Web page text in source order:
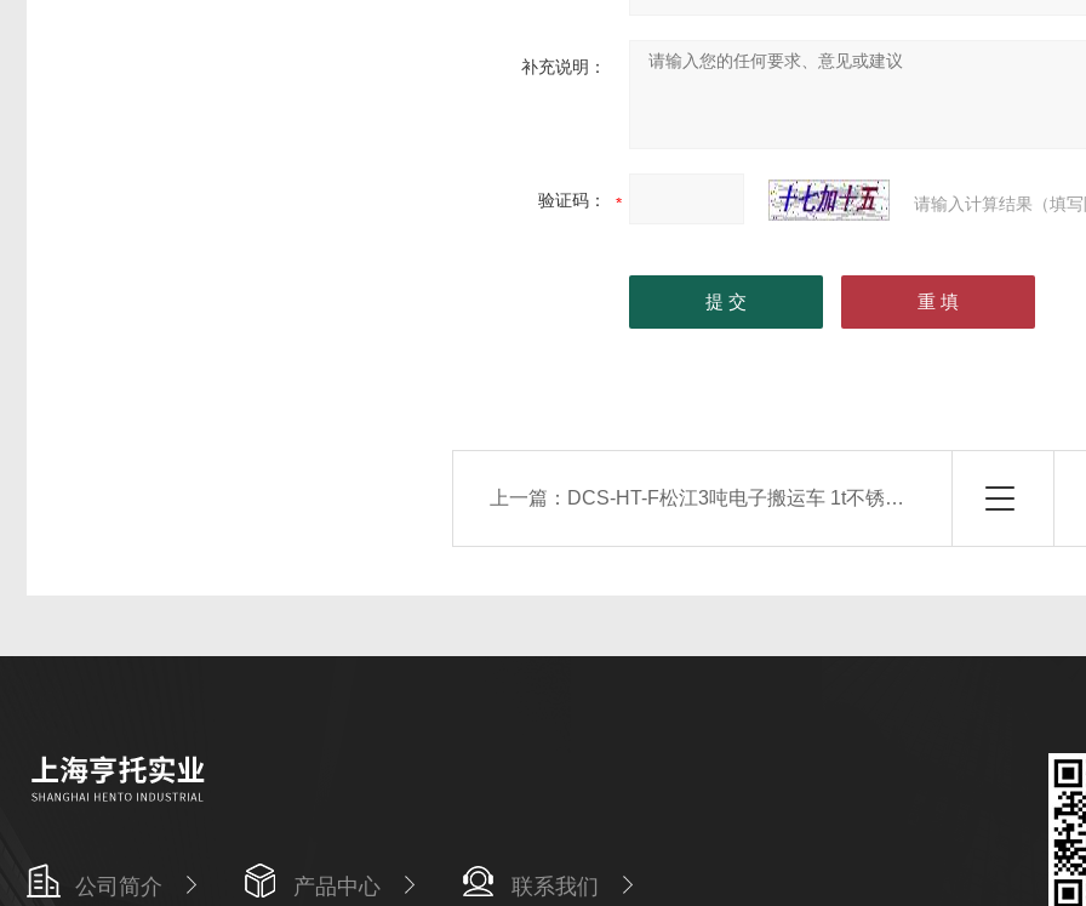
补充说明：
验证码： 请输入计算结果（填
上一篇： DCS-HT-F松江3吨电子搬运车 1t不锈钢叉车秤 电子拖车称
公司简介 产品中心 联系我们